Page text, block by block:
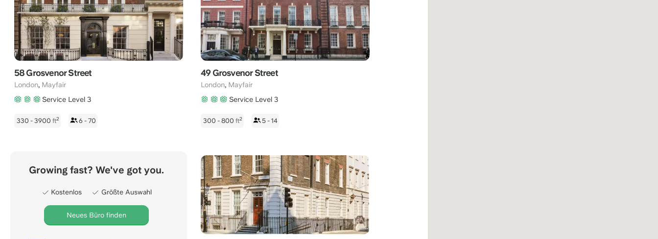
58 Grosvenor Street
London, Mayfair
Service Level 3
330 - 3900 ft2 6 - 70
49 Grosvenor Street
London, Mayfair
Service Level 3
300 - 800 ft2 5 - 14
Growing fast? We've got you.
Kostenlos Größte Auswahl
Neues Büro finden